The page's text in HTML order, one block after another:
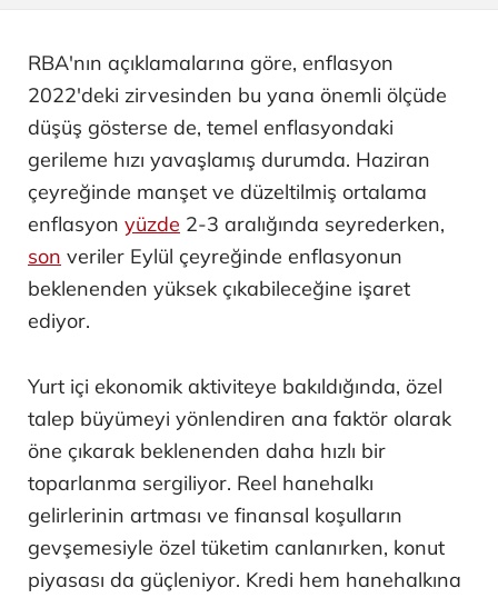
RBA'nın açıklamalarına göre, enflasyon
2022'deki zirvesinden bu yana önemli ölçüde
düşüş gösterse de, temel enflasyondaki
gerileme hızı yavaşlamış durumda. Haziran
çeyreğinde manşet ve düzeltilmiş ortalama
enflasyon yüzde 2-3 aralığında seyrederken,
son veriler Eylül çeyreğinde enflasyonun
beklenenden yüksek çıkabileceğine işaret
ediyor.
Yurt içi ekonomik aktiviteye bakıldığında, özel
talep büyümeyi yönlendiren ana faktör olarak
öne çıkarak beklenenden daha hızlı bir
toparlanma sergiliyor. Reel hanehalkı
gelirlerinin artması ve finansal koşulların
gevşemesiyle özel tüketim canlanırken, konut
piyasası da güçleniyor. Kredi hem hanehalkına